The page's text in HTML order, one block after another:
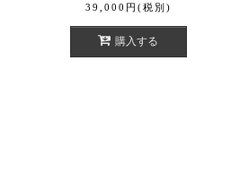
39,000 円 (税別)
購入する